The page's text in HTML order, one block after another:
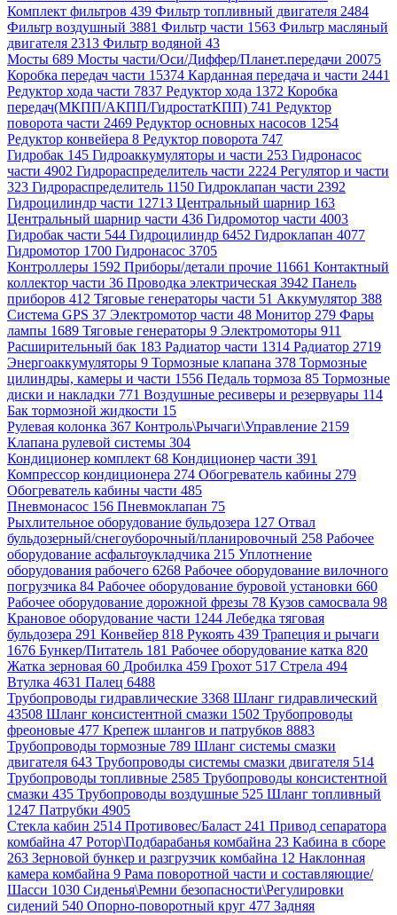
Комплект фильтров 439 Фильтр топливный двигателя 2484
Фильтр воздушный 3881 Фильтр части 1563 Фильтр масляный
двигателя 2313 Фильтр водяной 43
Мосты 689 Мосты части/Оси/Диффер/Планет.передачи 20075
Коробка передач части 15374 Карданная передача и части 2441
Редуктор хода части 7837 Редуктор хода 1372 Коробка
передач(МКПП/АКПП/ГидростатКПП) 741 Редуктор
поворота части 2469 Редуктор основных насосов 1254
Редуктор конвейера 8 Редуктор поворота 747
Гидробак 145 Гидроаккумуляторы и части 253 Гидронасос
части 4902 Гидрораспределитель части 2224 Регулятор и части
323 Гидрораспределитель 1150 Гидроклапан части 2392
Гидроцилиндр части 12713 Центральный шарнир 163
Центральный шарнир части 436 Гидромотор части 4003
Гидробак части 544 Гидроцилиндр 6452 Гидроклапан 4077
Гидромотор 1700 Гидронасос 3705
Контроллеры 1592 Приборы/детали прочие 11661 Контактный
коллектор части 36 Проводка электрическая 3942 Панель
приборов 412 Тяговые генераторы части 51 Аккумулятор 388
Система GPS 37 Электромотор части 48 Монитор 279 Фары
лампы 1689 Тяговые генераторы 9 Электромоторы 911
Расширительный бак 183 Радиатор части 1314 Радиатор 2719
Энергоаккумуляторы 9 Тормозные клапана 378 Тормозные
цилиндры, камеры и части 1556 Педаль тормоза 85 Тормозные
диски и накладки 771 Воздушные ресиверы и резервуары 114
Бак тормозной жидкости 15
Рулевая колонка 367 Контроль\Рычаги\Управление 2159
Клапана рулевой системы 304
Кондиционер комплект 68 Кондиционер части 391
Компрессор кондиционера 274 Обогреватель кабины 279
Обогреватель кабины части 485
Пневмонасос 156 Пневмоклапан 75
Рыхлительное оборудование бульдозера 127 Отвал
бульдозерный/снегоуборочный/планировочный 258 Рабочее
оборудование асфальтоукладчика 215 Уплотнение
оборудования рабочего 6268 Рабочее оборудование вилочного
погрузчика 84 Рабочее оборудование буровой установки 660
Рабочее оборудование дорожной фрезы 78 Кузов самосвала 98
Крановое оборудование части 1244 Лебедка тяговая
бульдозера 291 Конвейер 818 Рукоять 439 Трапеция и рычаги
1676 Бункер/Питатель 181 Рабочее оборудование катка 820
Жатка зерновая 60 Дробилка 459 Грохот 517 Стрела 494
Втулка 4631 Палец 6488
Трубопроводы гидравлические 3368 Шланг гидравлический
43508 Шланг консистентной смазки 1502 Трубопроводы
фреоновые 477 Крепеж шлангов и патрубков 8883
Трубопроводы тормозные 789 Шланг системы смазки
двигателя 643 Трубопроводы системы смазки двигателя 514
Трубопроводы топливные 2585 Трубопроводы консистентной
смазки 435 Трубопроводы воздушные 525 Шланг топливный
1247 Патрубки 4905
Стекла кабин 2514 Противовес/Баласт 241 Привод сепаратора
комбайна 47 Ротор\Подбарабанья комбайна 23 Кабина в сборе
263 Зерновой бункер и разгрузчик комбайна 12 Наклонная
камера комбайна 9 Рама поворотной части и составляющие/
Шасси 1030 Сиденья\Ремни безопасности\Регулировки
сидений 540 Опорно-поворотный круг 477 Задняя